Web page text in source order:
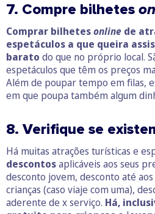
7. Compre bilhetes
Comprar bilhetesonline de
espetáculos a que queira
barato do que no próprio local.
espetáculos que têm os preços
Além de poupar tempo em filas,
em que poupa também algum
8. Verifique se
Há muitas atrações turísticas e
descontosaplicáveis aos seus
desconto jovem, desconto até
crianças (caso viaje com uma),
aderente de x serviço. Há,